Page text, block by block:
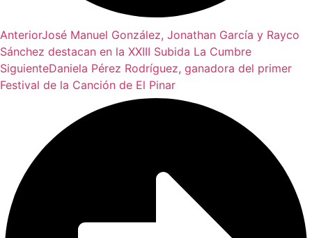
AnteriorJosé Manuel González, Jonathan García y Rayco
Sánchez destacan en la XXIII Subida La Cumbre
SiguienteDaniela Pérez Rodríguez, ganadora del primer
Festival de la Canción de El Pinar